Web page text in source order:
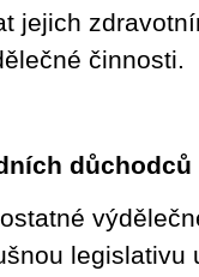
jejich
činnosti.
důchodců